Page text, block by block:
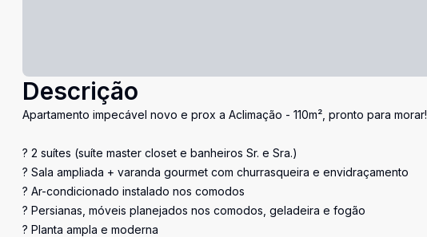
Descrição
Apartamento impecável novo e prox a Aclimação - 110m², pronto para morar!
? 2 suítes (suíte master closet e banheiros Sr. e Sra.)
? Sala ampliada + varanda gourmet com churrasqueira e envidraçamento
? Ar-condicionado instalado nos comodos
? Persianas, móveis planejados nos comodos, geladeira e fogão
? Planta ampla e moderna